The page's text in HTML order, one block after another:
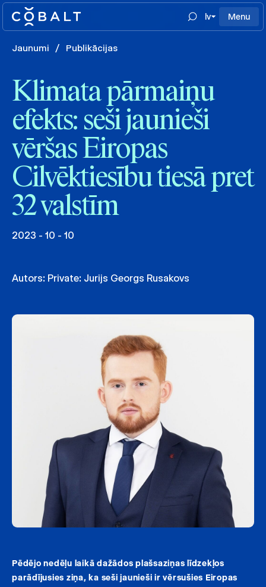
lv Menu
Jaunumi / Publikācijas
Klimata pārmaiņu
efekts: seši jaunieši
vēršas Eiropas
Cilvēktiesību tiesā pret
32 valstīm
2023 - 10 - 10
Autors: Private: Jurijs Georgs Rusakovs
Pēdējo nedēļu laikā dažādos plašsaziņas līdzekļos
parādījusies ziņa, ka seši jaunieši ir vērsušies Eiropas